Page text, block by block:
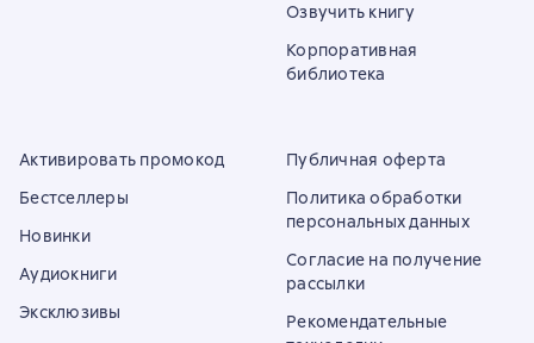
Озвучить книгу
Корпоративная
библиотека
Активировать промокод
Бестселлеры
Новинки
Аудиокниги
Эксклюзивы
Публичная оферта
Политика обработки
персональных данных
Согласие на получение
рассылки
Рекомендательные